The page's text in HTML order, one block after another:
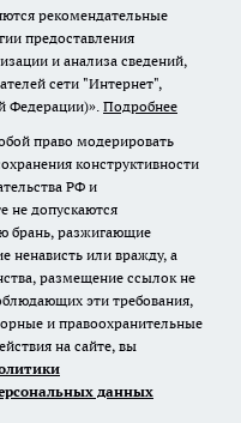
рекомендательные
предоставления
и анализа сведений,
сети "Интернет",
Федерации)». Подробнее
право модерировать
конструктивности
РФ и
не допускаются
брань, разжигающие
ненависть или вражду, а
размещение ссылок не
эти требования,
и правоохранительные
на сайте, вы
данных